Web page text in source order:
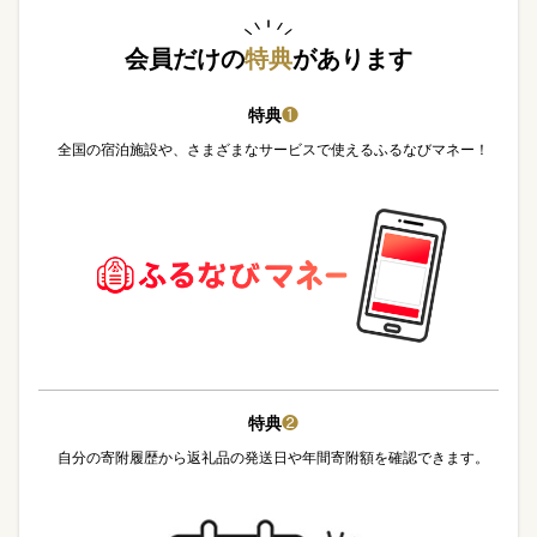
会員だけの特典があります
特典❶
全国の宿泊施設や、さまざまなサービスで使えるふるなびマネー！
特典❷
自分の寄附履歴から返礼品の発送日や年間寄附額を確認できます。